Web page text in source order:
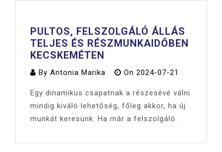
PULTOS, FELSZOLGÁLÓ ÁLLÁS
TELJES ÉS RÉSZMUNKAIDŐBEN
KECSKEMÉTEN
By Antonia Marika On 2024-07-21
Egy dinamikus csapatnak a részesévé válni
mindig kiváló lehetőség, főleg akkor, ha új
munkát keresünk. Ha már a felszolgáló.